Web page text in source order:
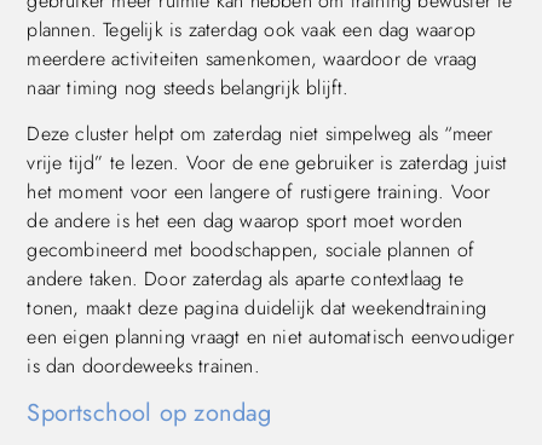
plannen. Tegelijk is zaterdag ook vaak een dag waarop
meerdere activiteiten samenkomen, waardoor de vraag
naar timing nog steeds belangrijk blijft.
Deze cluster helpt om zaterdag niet simpelweg als “meer
vrije tijd” te lezen. Voor de ene gebruiker is zaterdag juist
het moment voor een langere of rustigere training. Voor
de andere is het een dag waarop sport moet worden
gecombineerd met boodschappen, sociale plannen of
andere taken. Door zaterdag als aparte contextlaag te
tonen, maakt deze pagina duidelijk dat weekendtraining
een eigen planning vraagt en niet automatisch eenvoudiger
is dan doordeweeks trainen.
Sportschool op zondag